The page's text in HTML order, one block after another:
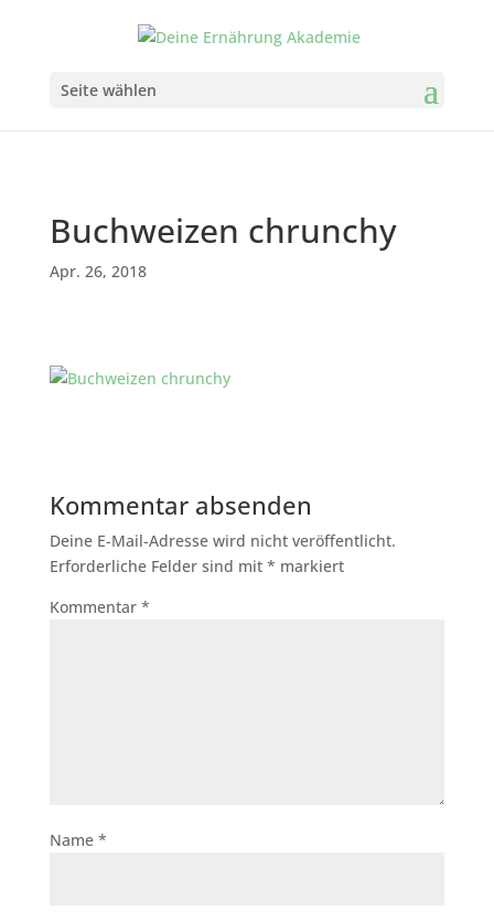
Seite wählen
Buchweizen chrunchy
Apr. 26, 2018
Kommentar absenden
Deine E-Mail-Adresse wird nicht veröffentlicht.
Erforderliche Felder sind mit * markiert
Kommentar *
Name *